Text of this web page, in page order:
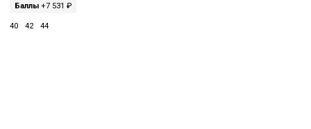
Баллы +7 531 ₽
40 42 44